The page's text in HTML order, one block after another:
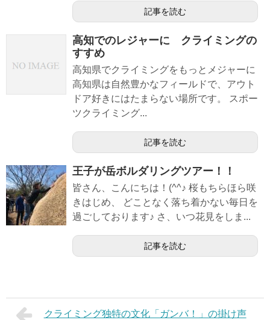
記事を読む
高知でのレジャーに クライミングの
すすめ
高知県でクライミングをもっとメジャーに
高知県は自然豊かなフィールドで、アウト
ドア好きにはたまらない場所です。 スポー
ツクライミング...
記事を読む
王子が岳ボルダリングツアー！！
皆さん、こんにちは！(^^♪ 桜もちらほら咲
きはじめ、 どことなく落ち着かない毎日を
過ごしております♪ さ、いつ花見をしま...
記事を読む
クライミング独特の文化「ガンバ！」の掛け声